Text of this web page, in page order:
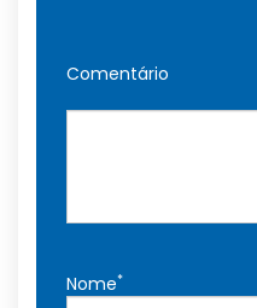
Comentário
Nome*